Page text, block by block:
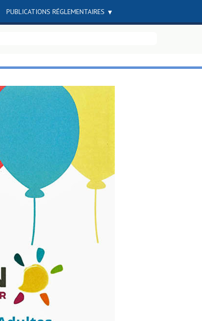
PUBLICATIONS RÉGLEMENTAIRES